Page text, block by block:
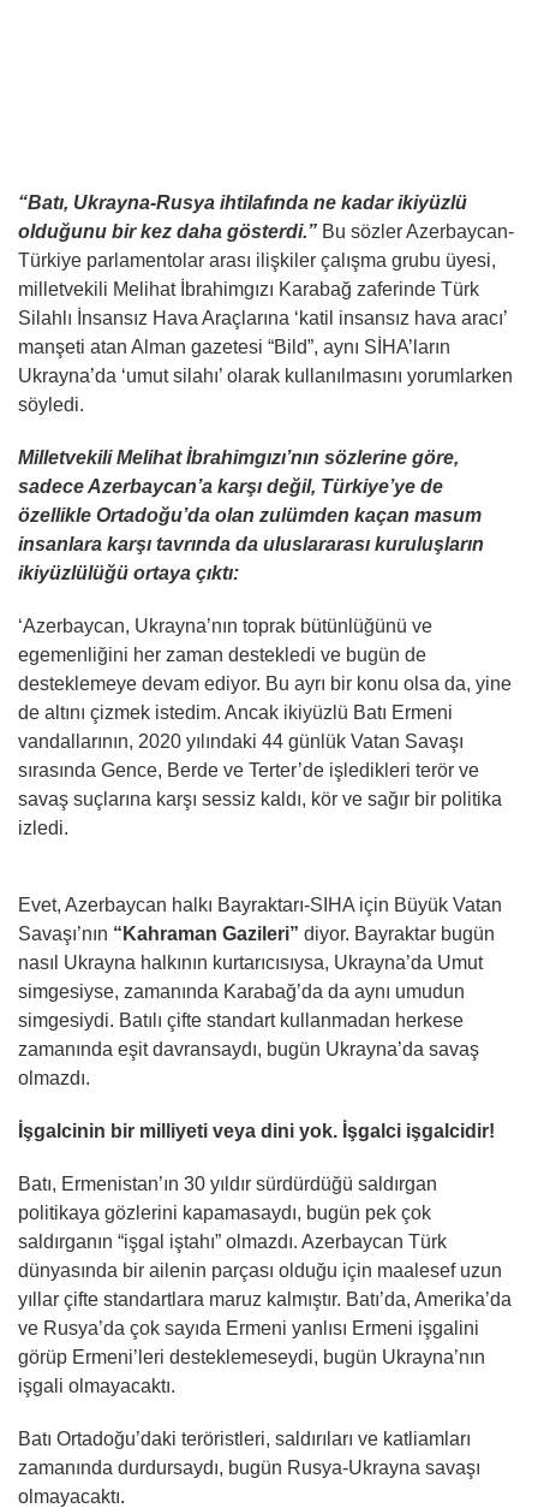
“Batı, Ukrayna-Rusya ihtilafında ne kadar ikiyüzlü
olduğunu bir kez daha gösterdi.” Bu sözler Azerbaycan-
Türkiye parlamentolar arası ilişkiler çalışma grubu üyesi,
milletvekili Melihat İbrahimgızı Karabağ zaferinde Türk
Silahlı İnsansız Hava Araçlarına ‘katil insansız hava aracı’
manşeti atan Alman gazetesi “Bild”, aynı SİHA’ların
Ukrayna’da ‘umut silahı’ olarak kullanılmasını yorumlarken
söyledi.
Milletvekili Melihat İbrahimgızı’nın sözlerine göre,
sadece Azerbaycan’a karşı değil, Türkiye’ye de
özellikle Ortadoğu’da olan zulümden kaçan masum
insanlara karşı tavrında da uluslararası kuruluşların
ikiyüzlülüğü ortaya çıktı:
‘Azerbaycan, Ukrayna’nın toprak bütünlüğünü ve
egemenliğini her zaman destekledi ve bugün de
desteklemeye devam ediyor. Bu ayrı bir konu olsa da, yine
de altını çizmek istedim. Ancak ikiyüzlü Batı Ermeni
vandallarının, 2020 yılındaki 44 günlük Vatan Savaşı
sırasında Gence, Berde ve Terter’de işledikleri terör ve
savaş suçlarına karşı sessiz kaldı, kör ve sağır bir politika
izledi.
Evet, Azerbaycan halkı Bayraktarı-SIHA için Büyük Vatan
Savaşı’nın “Kahraman Gazileri” diyor. Bayraktar bugün
nasıl Ukrayna halkının kurtarıcısıysa, Ukrayna’da Umut
simgesiyse, zamanında Karabağ’da da aynı umudun
simgesiydi. Batılı çifte standart kullanmadan herkese
zamanında eşit davransaydı, bugün Ukrayna’da savaş
olmazdı.
İşgalcinin bir milliyeti veya dini yok. İşgalci işgalcidir!
Batı, Ermenistan’ın 30 yıldır sürdürdüğü saldırgan
politikaya gözlerini kapamasaydı, bugün pek çok
saldırganın “işgal iştahı” olmazdı. Azerbaycan Türk
dünyasında bir ailenin parçası olduğu için maalesef uzun
yıllar çifte standartlara maruz kalmıştır. Batı’da, Amerika’da
ve Rusya’da çok sayıda Ermeni yanlısı Ermeni işgalini
görüp Ermeni’leri desteklemeseydi, bugün Ukrayna’nın
işgali olmayacaktı.
Batı Ortadoğu’daki teröristleri, saldırıları ve katliamları
zamanında durdursaydı, bugün Rusya-Ukrayna savaşı
olmayacaktı.